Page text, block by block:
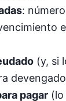
:
(y, si
pagar